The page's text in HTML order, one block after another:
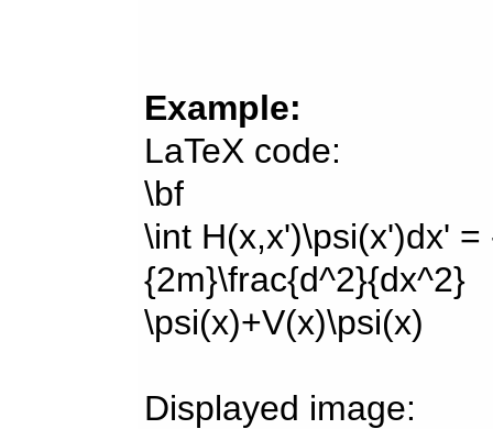
Example:
LaTeX code:
\bf
\int H(x,x')\psi(x')dx'
{2m}\frac{d^2}{dx^2}
\psi(x)+V(x)\psi(x)
Displayed image: